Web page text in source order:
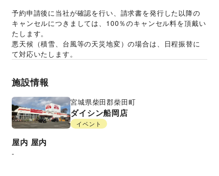
予約申請後に当社が確認を行い、請求書を発行した以降の
キャンセルにつきましては、100％のキャンセル料を頂戴い
たします。
悪天候（積雪、台風等の天災地変）の場合は、日程振替に
て対応いたします。
施設情報
宮城県柴田郡柴田町
ダイシン船岡店
イベント
屋内 屋内
-